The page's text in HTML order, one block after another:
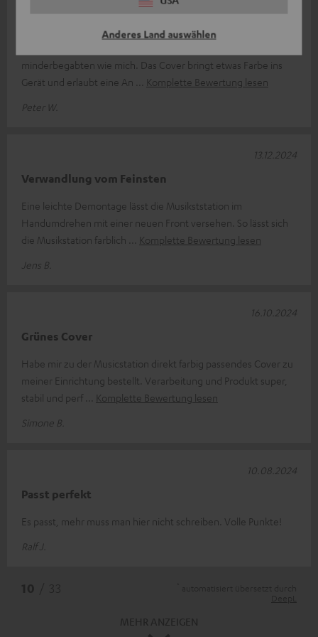
Anderes Land auswählen
minderbegabten wie mich. Das Cover bringt etwas Farbe ins
Gerät und erlaubt eine An
Komplette Bewertung lesen
Peter W.
Verwandlung vom Feinsten
Eine leichte Demontage lässt die Musikststation im
Handumdrehen mit einer neuen Front versehen. So lässt sich
die Musikstation farblich
Komplette Bewertung lesen
Jens B.
13.12.2024
Grünes Cover
Habe mir zu der Musicstation direkt farbig passendes Cover zu
meiner Einrichtung bestellt. Verarbeitung und Produkt super,
stabil und perf
Komplette Bewertung lesen
Simone B.
16.10.2024
Passt perfekt
Es passt, mehr muss man hier nicht schreiben. Volle Punkte!
Ralf J.
10.08.2024